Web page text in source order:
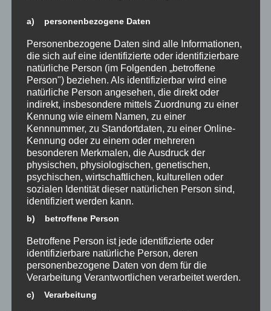
a) personenbezogene Daten
Personenbezogene Daten sind alle Informationen,
die sich auf eine identifizierte oder identifizierbare
natürliche Person (im Folgenden „betroffene
Person") beziehen. Als identifizierbar wird eine
natürliche Person angesehen, die direkt oder
indirekt, insbesondere mittels Zuordnung zu einer
Kennung wie einem Namen, zu einer
Kennnummer, zu Standortdaten, zu einer Online-
Kennung oder zu einem oder mehreren
besonderen Merkmalen, die Ausdruck der
physischen, physiologischen, genetischen,
psychischen, wirtschaftlichen, kulturellen oder
sozialen Identität dieser natürlichen Person sind,
identifiziert werden kann.
b) betroffene Person
Betroffene Person ist jede identifizierte oder
identifizierbare natürliche Person, deren
personenbezogene Daten von dem für die
Verarbeitung Verantwortlichen verarbeitet werden.
c) Verarbeitung